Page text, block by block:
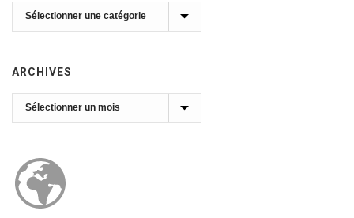
Catégories
ARCHIVES
Archives